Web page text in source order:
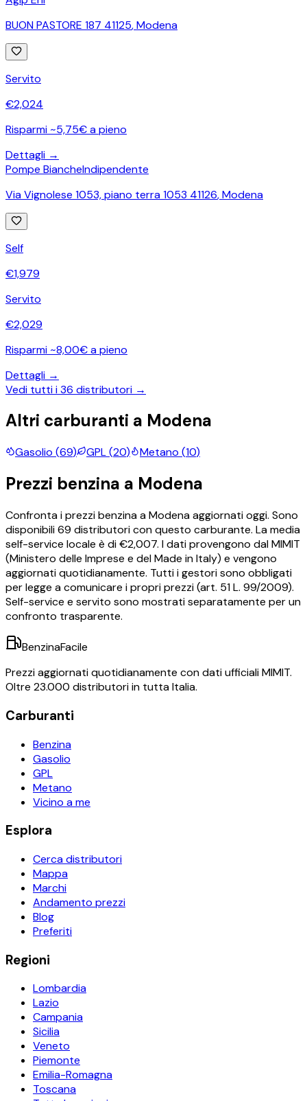
BUON PASTORE 187 41125,Modena
Servito
€2,024
Risparmi ~5,75€ a pieno
Dettagli →
Pompe BiancheIndipendente
Via Vignolese 1053, piano terra 1053 41126,Modena
Self
€1,979
Servito
€2,029
Risparmi ~8,00€ a pieno
Dettagli →
Vedi tutti i36 distributori →
Altri carburanti a Modena
Gasolio (69) GPL(20) Metano (10)
Prezzi benzina a Modena
Confronta i prezzibenzinaaModenaaggiornati oggi. Sono
disponibili69 distributori con questo carburante. La media
self-service locale è di €2,007. I dati provengono dal MIMIT
(Ministero delle Imprese e del Made in Italy) e vengono
aggiornati quotidianamente. Tutti i gestori sono obbligati
per legge a comunicare i propri prezzi (art. 51 L. 99/2009).
Self-service e servito sono mostrati separatamente per un
confronto trasparente.
BenzinaFacile
Prezzi aggiornati quotidianamente con dati ufficiali MIMIT.
Oltre 23.000 distributori in tutta Italia.
Carburanti
Benzina
Gasolio
GPL
Metano
Vicino a me
Esplora
Cerca distributori
Mappa
Marchi
Andamento prezzi
Blog
Preferiti
Regioni
Lombardia
Lazio
Campania
Sicilia
Veneto
Piemonte
Emilia-Romagna
Toscana